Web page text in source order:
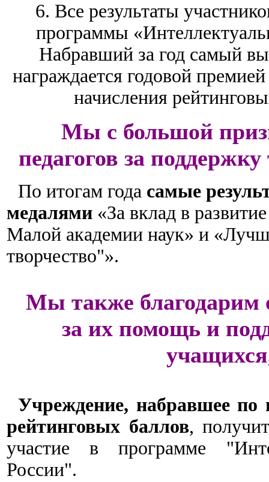
6. Все результаты
программы
Набравший за год самый
награждается годовой
начисления
Мы с большой
педагогов за
По итогам года самые
медалями «За вклад в
Малой академии наук» и
творчество"».
Мы также благодарим
за их помощь и
Учреждение, набравшее по
рейтинговых баллов,
участие в программе
России".